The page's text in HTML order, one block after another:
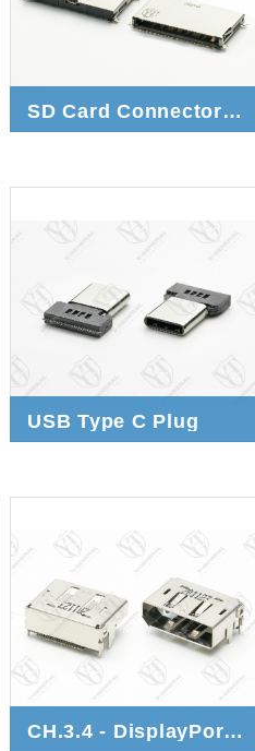
SD Card Connector 7.0 / 8.1
USB Type C Plug
CH.3.4 - DisplayPort 2.0